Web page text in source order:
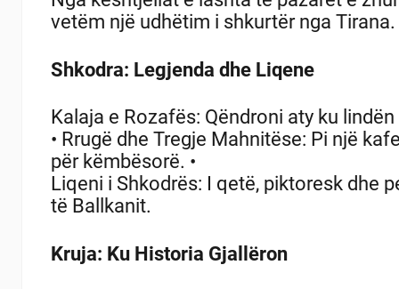
vetëm një udhëtim i shkurtër nga Tirana.
Shkodra: Legjenda dhe Liqene
Kalaja e Rozafës: Qëndroni aty ku
• Rrugë dhe Tregje Mahnitëse: Pi një
për këmbësorë. •
Liqeni i Shkodrës: I qetë, piktoresk dhe
të Ballkanit.
Kruja: Ku Historia Gjallëron